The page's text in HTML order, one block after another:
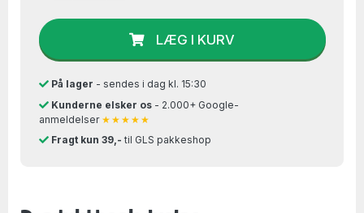
LÆG I KURV
På lager - sendes i dag kl. 15:30
Kunderne elsker os- 2.000+ Google-
anmeldelser ★★★★★
Fragt kun 39,- til GLS pakkeshop